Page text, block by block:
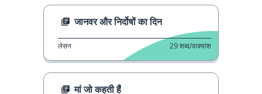
जानवर और निर्दोषों का दिन
लेसन 29शब्द/वाक्यांश
मां जो कहती हैं